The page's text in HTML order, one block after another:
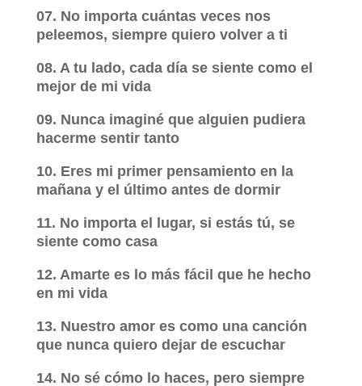
07. No importa cuántas veces nos
peleemos, siempre quiero volver a ti
08. A tu lado, cada día se siente como el
mejor de mi vida
09. Nunca imaginé que alguien pudiera
hacerme sentir tanto
10. Eres mi primer pensamiento en la
mañana y el último antes de dormir
11. No importa el lugar, si estás tú, se
siente como casa
12. Amarte es lo más fácil que he hecho
en mi vida
13. Nuestro amor es como una canción
que nunca quiero dejar de escuchar
14. No sé cómo lo haces, pero siempre